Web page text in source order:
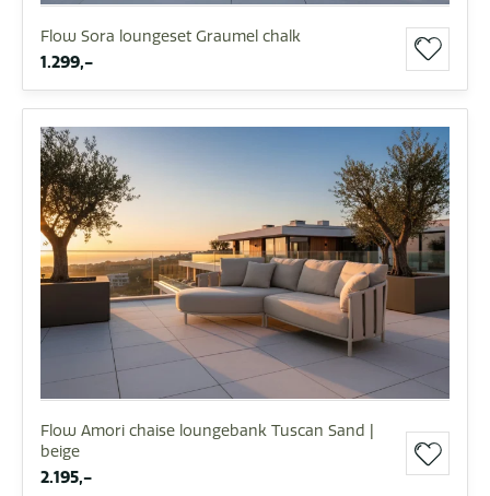
Flow Sora loungeset Graumel chalk
1.299,-
Flow Amori chaise loungebank Tuscan Sand |
beige
2.195,-